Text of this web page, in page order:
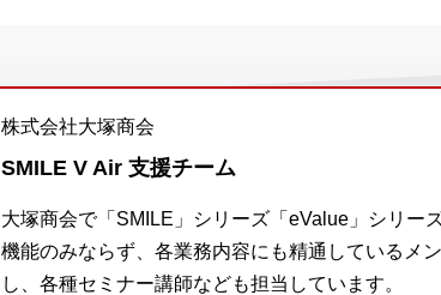
株式会社大塚商会
SMILE V Air 支援チーム
大塚商会で「SMILE」シリーズ「eValue」シリー
機能のみならず、各業務内容にも精通しているメ
し、各種セミナー講師なども担当しています。